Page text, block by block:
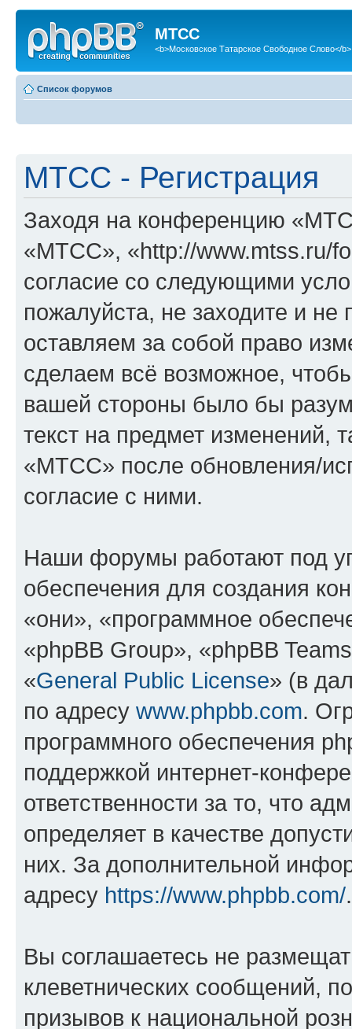
МТСС
<b>Московское Татарское Свободное Слово</b>
Список форумов
МТСС - Регистрация
Заходя на конференцию
«МТСС», «http://www.mtss.ru/
согласие со следующими
пожалуйста, не заходите и
оставляем за собой право
сделаем всё возможное,
вашей стороны было бы
текст на предмет изменений,
«МТСС» после обновления/
согласие с ними.
Наши форумы работают под
обеспечения для создания
«они», «программное
«phpBB Group», «phpBB
«General Public License» (в
по адресу www.phpbb.com.
программного обеспечения
поддержкой интернет-
ответственности за то, что
определяет в качестве
них. За дополнительной
адресу https://www.phpbb.com/.
Вы соглашаетесь не
клеветнических сообщений,
призывов к национальной